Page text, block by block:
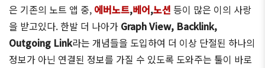
은 기존의 노트 앱 중, 에버노트,베어,노션 등이 많은 이의 사랑
을 받고있다. 한발 더 나아가 Graph View, Backlink,
Outgoing Link라는 개념들을 도입하여 더 이상 단절된 하나의
정보가 아닌 연결된 정보를 가질 수 있도록 도와주는 툴이 바로